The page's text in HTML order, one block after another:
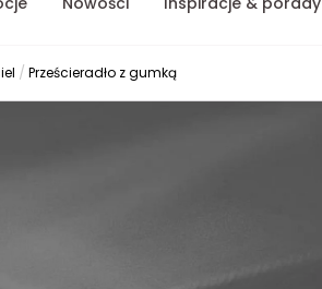
Prześcieradło z gumką